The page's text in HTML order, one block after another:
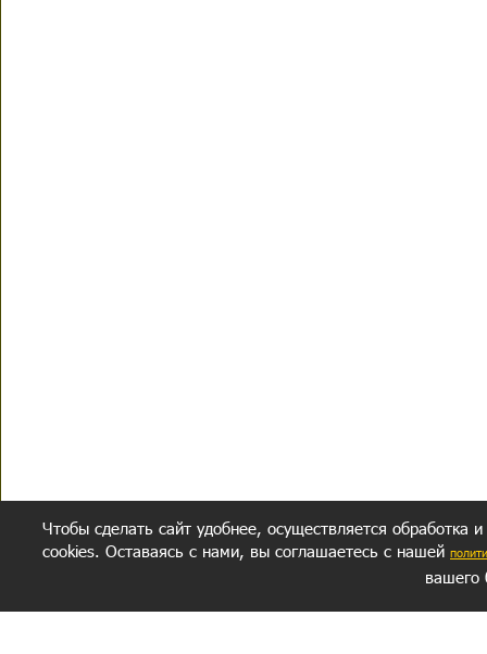
Чтобы сделать сайт удобнее, осуществляется обработка
cookies. Оставаясь с нами, вы соглашаетесь с нашей
вашего